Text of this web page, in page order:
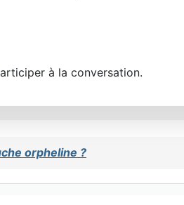
à la conversation.
orpheline ?